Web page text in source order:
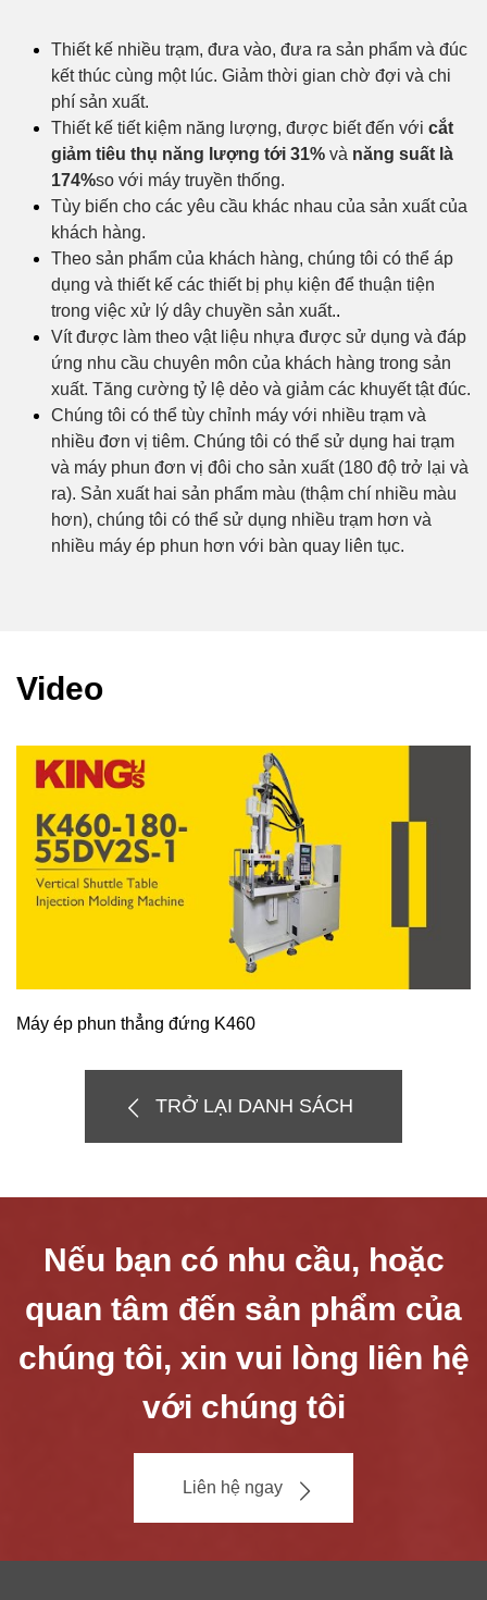
Thiết kế nhiều trạm, đưa vào, đưa ra sản phẩm và đúc
kết thúc cùng một lúc. Giảm thời gian chờ đợi và chi
phí sản xuất.
Thiết kế tiết kiệm năng lượng, được biết đến với cắt
giảm tiêu thụ năng lượng tới 31% và năng suất là
174%so với máy truyền thống.
Tùy biến cho các yêu cầu khác nhau của sản xuất của
khách hàng.
Theo sản phẩm của khách hàng, chúng tôi có thể áp
dụng và thiết kế các thiết bị phụ kiện để thuận tiện
trong việc xử lý dây chuyền sản xuất..
Vít được làm theo vật liệu nhựa được sử dụng và đáp
ứng nhu cầu chuyên môn của khách hàng trong sản
xuất. Tăng cường tỷ lệ dẻo và giảm các khuyết tật đúc.
Chúng tôi có thể tùy chỉnh máy với nhiều trạm và
nhiều đơn vị tiêm. Chúng tôi có thể sử dụng hai trạm
và máy phun đơn vị đôi cho sản xuất (180 độ trở lại và
ra). Sản xuất hai sản phẩm màu (thậm chí nhiều màu
hơn), chúng tôi có thể sử dụng nhiều trạm hơn và
nhiều máy ép phun hơn với bàn quay liên tục.
Video
Máy ép phun thẳng đứng K460
TRỞ LẠI DANH SÁCH
Nếu bạn có nhu cầu, hoặc
quan tâm đến sản phẩm của
chúng tôi, xin vui lòng liên hệ
với chúng tôi
Liên hệ ngay